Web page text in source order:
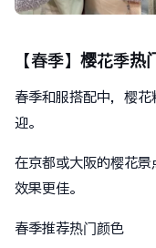
【春季】樱花季热
春季和服搭配中，樱
迎。
在京都或大阪的樱花
效果更佳。
春季推荐热门颜色